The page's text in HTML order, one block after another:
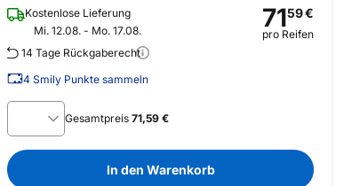
Kostenlose Lieferung
Mi. 12.08. - Mo. 17.08.
14 Tage Rückgaberecht
4 Smily Punkte sammeln
7159€
pro Reifen
Gesamtpreis 71,59 €
In den Warenkorb